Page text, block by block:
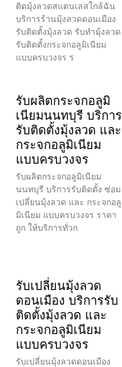
ติดมุ้งลวดสแตนเลสใกล้ฉัน
บริการร้านมุ้งลวดดอนเมือง
รับติดตั้งมุ้งลวด รับทำมุ้งลวด
รับติดตั้งกระจกอลูมิเนียม
แบบครบวงจร ร
รับผลิตกระจกอลูมิ
เนียมนนทบุรี บริการ
รับติดตั้งมุ้งลวด และ
กระจกอลูมิเนียม
แบบครบวงจร
รับผลิตกระจกอลูมิเนียม
นนทบุรี บริการรับติดตั้ง ซ่อม
เปลี่ยนมุ้งลวด และ กระจกอลู
มิเนียม แบบครบวงจร ราคา
ถูก ให้บริการทั่วก
รับเปลี่ยนมุ้งลวด
ดอนเมือง บริการรับ
ติดตั้งมุ้งลวด และ
กระจกอลูมิเนียม
แบบครบวงจร
รับเปลี่ยนมุ้งลวดดอนเมือง